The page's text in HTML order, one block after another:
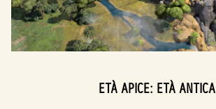
ETÀ APICE: ETÀ ANTICA